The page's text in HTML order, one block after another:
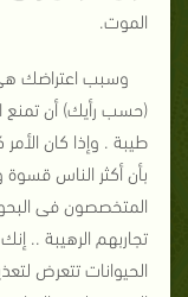
الموت.
وسبب اعتراضك
(حسب رأيك) أن تمنع
طيبة . وإذا كان
بأن أكثر الناس
المتخصصون فى
تجاربهم الرهيبة ..
الحيوانات تتعرض